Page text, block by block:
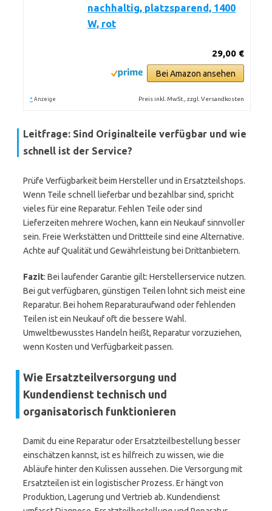
nachhaltig, platzsparend, 1400
W, rot
29,00 €
Bei Amazon ansehen
* Anzeige Preis inkl. MwSt., zzgl. Versandkosten
Leitfrage: Sind Originalteile verfügbar und wie
schnell ist der Service?
Prüfe Verfügbarkeit beim Hersteller und in Ersatzteilshops.
Wenn Teile schnell lieferbar und bezahlbar sind, spricht
vieles für eine Reparatur. Fehlen Teile oder sind
Lieferzeiten mehrere Wochen, kann ein Neukauf sinnvoller
sein. Freie Werkstätten und Drittteile sind eine Alternative.
Achte auf Qualität und Gewährleistung bei Drittanbietern.
Fazit: Bei laufender Garantie gilt: Herstellerservice nutzen.
Bei gut verfügbaren, günstigen Teilen lohnt sich meist eine
Reparatur. Bei hohem Reparaturaufwand oder fehlenden
Teilen ist ein Neukauf oft die bessere Wahl.
Umweltbewusstes Handeln heißt, Reparatur vorzuziehen,
wenn Kosten und Verfügbarkeit passen.
Wie Ersatzteilversorgung und
Kundendienst technisch und
organisatorisch funktionieren
Damit du eine Reparatur oder Ersatzteilbestellung besser
einschätzen kannst, ist es hilfreich zu wissen, wie die
Abläufe hinter den Kulissen aussehen. Die Versorgung mit
Ersatzteilen ist ein logistischer Prozess. Er hängt von
Produktion, Lagerung und Vertrieb ab. Kundendienst